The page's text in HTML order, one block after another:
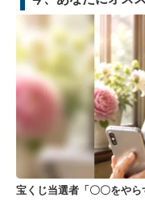
宝くじ当選者「〇〇をやら